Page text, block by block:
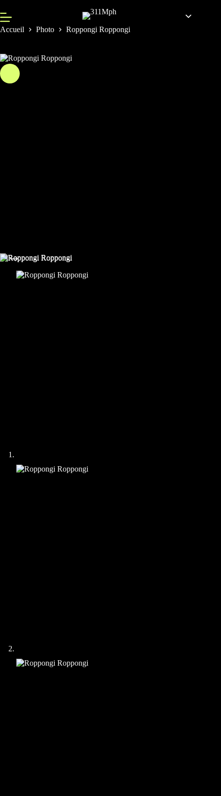
Accueil Photo Roppongi Roppongi